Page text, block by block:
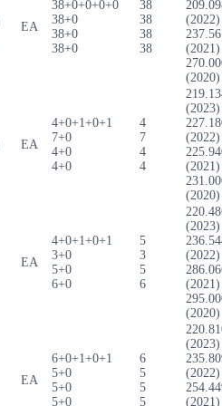
EA
38+0+0+0+0
38+0
38+0
38+0
38
38
38
38
(2022)
(2021)
(2020)
EA
4+0+1+0+1
7+0
4+0
4+0
4
7
4
4
(2023)
(2022)
(2021)
(2020)
EA
4+0+1+0+1
3+0
5+0
6+0
5
3
5
6
(2023)
(2022)
(2021)
(2020)
EA
6+0+1+0+1
5+0
5+0
5+0
6
5
5
5
(2023)
(2022)
(2021)